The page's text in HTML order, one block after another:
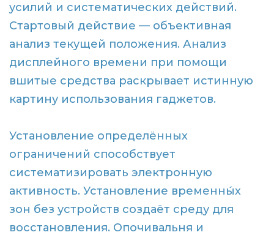
усилий и систематических действий.
Стартовый действие — объективная
анализ текущей положения. Анализ
дисплейного времени при помощи
вшитые средства раскрывает истинную
картину использования гаджетов.
Установление определённых
ограничений способствует
систематизировать электронную
активность. Установление временны́х
зон без устройств создаёт среду для
восстановления. Опочивальня и